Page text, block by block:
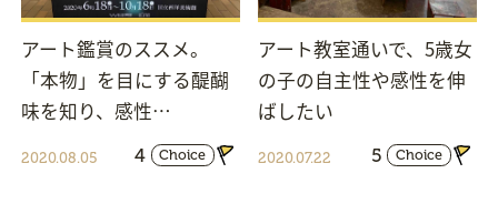
アート鑑賞のススメ。
「本物」を目にする醍醐
味を知り、感性…
2020.08.05 4 Choice
アート教室通いで、5歳女
の子の自主性や感性を伸
ばしたい
2020.07.22 5 Choice